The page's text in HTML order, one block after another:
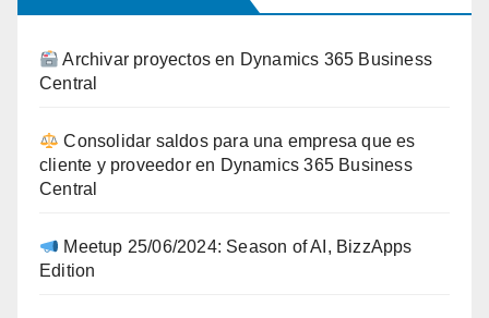
Archivar proyectos en Dynamics 365 Business
Central
Consolidar saldos para una empresa que es
cliente y proveedor en Dynamics 365 Business
Central
Meetup 25/06/2024: Season of AI, BizzApps
Edition